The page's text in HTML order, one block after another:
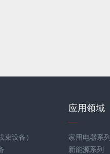
束设备）
应用领域
家用电器系
新能源系列